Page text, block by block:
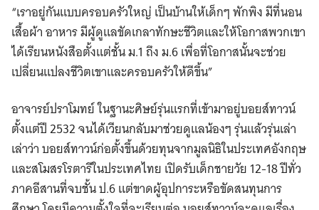
“เราอยู่กันแบบครอบครัวใหญ่ เป็นบ้านให้เด็กๆ พักพิง มีที่นอน
เสื้อผ้า อาหาร มีผู้ดูแลขัดเกลาทักษะชีวิตและให้โอกาสพวกเขา
ได้เรียนหนังสือตั้งแต่ชั้น ม.1 ถึง ม.6 เพื่อที่โอกาสนั้นจะช่วย
เปลี่ยนแปลงชีวิตเขาและครอบครัวให้ดีขึ้น”
อาจารย์ปราโมทย์ ในฐานะศิษย์รุ่นแรกที่เข้ามาอยู่บอยส์ทาวน์
ตั้งแต่ปี 2532 จนได้เวียนกลับมาช่วยดูแลน้องๆ รุ่นแล้วรุ่นเล่า
เล่าว่า บอยส์ทาวน์ก่อตั้งขึ้นด้วยทุนจากมูลนิธิในประเทศอังกฤษ
และสโมสรโรตารีในประเทศไทย เปิดรับเด็กชายวัย 12-18 ปีทั่ว
ภาคอีสานที่จบชั้น ป.6 แต่ขาดผู้อุปการะหรือขัดสนทุนการ